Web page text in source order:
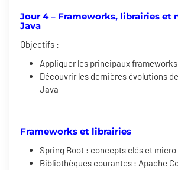
Jour 4 – Frameworks, librairies et
Java
Objectifs :
Appliquer les principaux
Découvrir les dernières évolutions
Java
Frameworks et librairies
Spring Boot : concepts clés et
Bibliothèques courantes : Apache